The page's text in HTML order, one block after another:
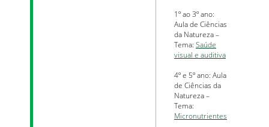
1º ao 3º ano:
Aula de Ciências
da Natureza –
Tema: Saúde
visual e auditiva
4º e 5º ano: Aula
de Ciências da
Natureza –
Tema:
Micronutrientes